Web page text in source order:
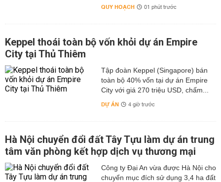
QUY HOẠCH 01 phút trước
Keppel thoái toàn bộ vốn khỏi dự án Empire
City tại Thủ Thiêm
Tập đoàn Keppel (Singapore) bán
toàn bộ 40% vốn tại dự án Empire
City với giá 270 triệu USD, chấm...
DỰ ÁN 4 giờ trước
Hà Nội chuyển đổi đất Tây Tựu làm dự án trung
tâm văn phòng kết hợp dịch vụ thương mại
Công ty Đại An vừa được Hà Nội cho
chuyển mục đích sử dụng 3,4 ha đất